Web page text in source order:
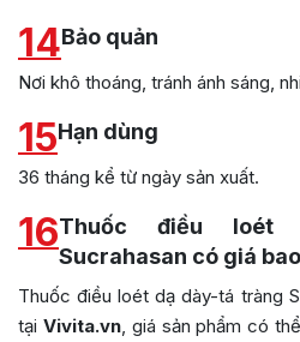
14Bảo quản
Nơi khô thoáng, tránh ánh sáng,
15Hạn dùng
36 tháng kể từ ngày sản xuất.
16Thuốc điều loét
Sucrahasan có giá
Thuốc điều loét dạ dày-tá tràng
tại Vivita.vn, giá sản phẩm có